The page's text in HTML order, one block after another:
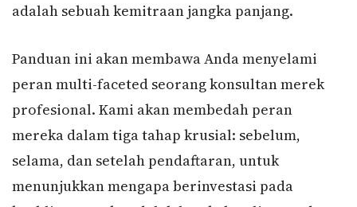
adalah sebuah kemitraan jangka panjang.
Panduan ini akan membawa Anda menyelami
peran multi-faceted seorang konsultan merek
profesional. Kami akan membedah peran
mereka dalam tiga tahap krusial: sebelum,
selama, dan setelah pendaftaran, untuk
menunjukkan mengapa berinvestasi pada